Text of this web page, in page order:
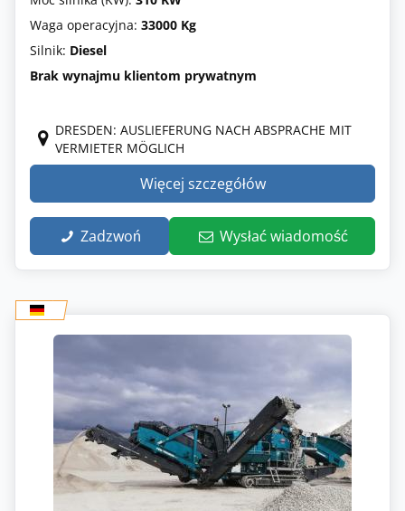
Waga operacyjna: 33000 Kg
Silnik: Diesel
Brak wynajmu klientom prywatnym
DRESDEN: AUSLIEFERUNG NACH ABSPRACHE MIT
VERMIETER MÖGLICH
Więcej szczegółów
Zadzwoń Wysłać wiadomość